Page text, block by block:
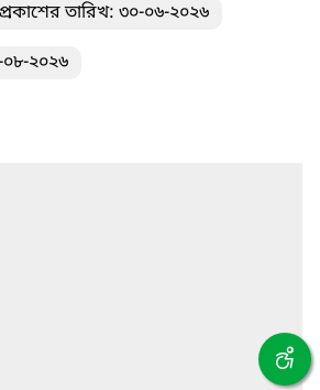
প্রকাশের তারিখ: ৩০-০৬-২০২৬
২০২৬